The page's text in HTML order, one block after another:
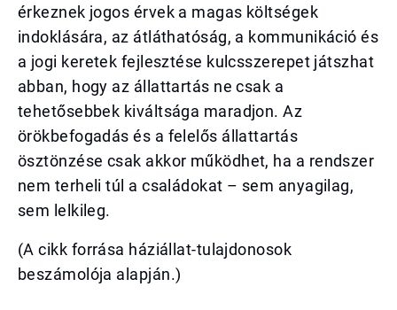
érkeznek jogos érvek a magas költségek
indoklására, az átláthatóság, a kommunikáció és
a jogi keretek fejlesztése kulcsszerepet játszhat
abban, hogy az állattartás ne csak a
tehetősebbek kiváltsága maradjon. Az
örökbefogadás és a felelős állattartás
ösztönzése csak akkor működhet, ha a rendszer
nem terheli túl a családokat – sem anyagilag,
sem lelkileg.
(A cikk forrása háziállat-tulajdonosok
beszámolója alapján.)